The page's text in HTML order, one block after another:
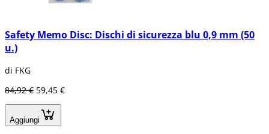
Safety Memo Disc: Dischi di sicurezza blu 0,9 mm (50
u.)
di FKG
84,92 € 59,45 €
Aggiungi